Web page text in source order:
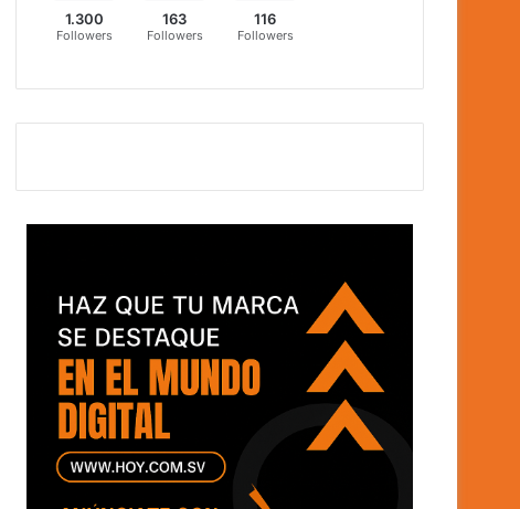
1.300
Followers
163
Followers
116
Followers